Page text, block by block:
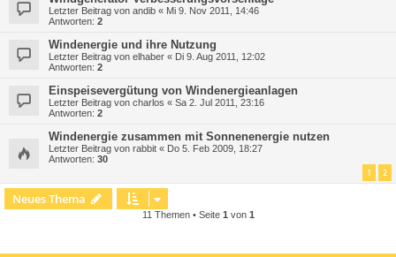
Letzter Beitrag von andib « Mi 9. Nov 2011, 14:46
Antworten: 2
Windenergie und ihre Nutzung
Letzter Beitrag von elhaber « Di 9. Aug 2011, 12:02
Antworten: 2
Einspeisevergütung von Windenergieanlagen
Letzter Beitrag von charlos « Sa 2. Jul 2011, 23:16
Antworten: 2
Windenergie zusammen mit Sonnenenergie nutzen
Letzter Beitrag von rabbit « Do 5. Feb 2009, 18:27
Antworten: 30
1 2
Neues Thema
11 Themen • Seite 1 von 1